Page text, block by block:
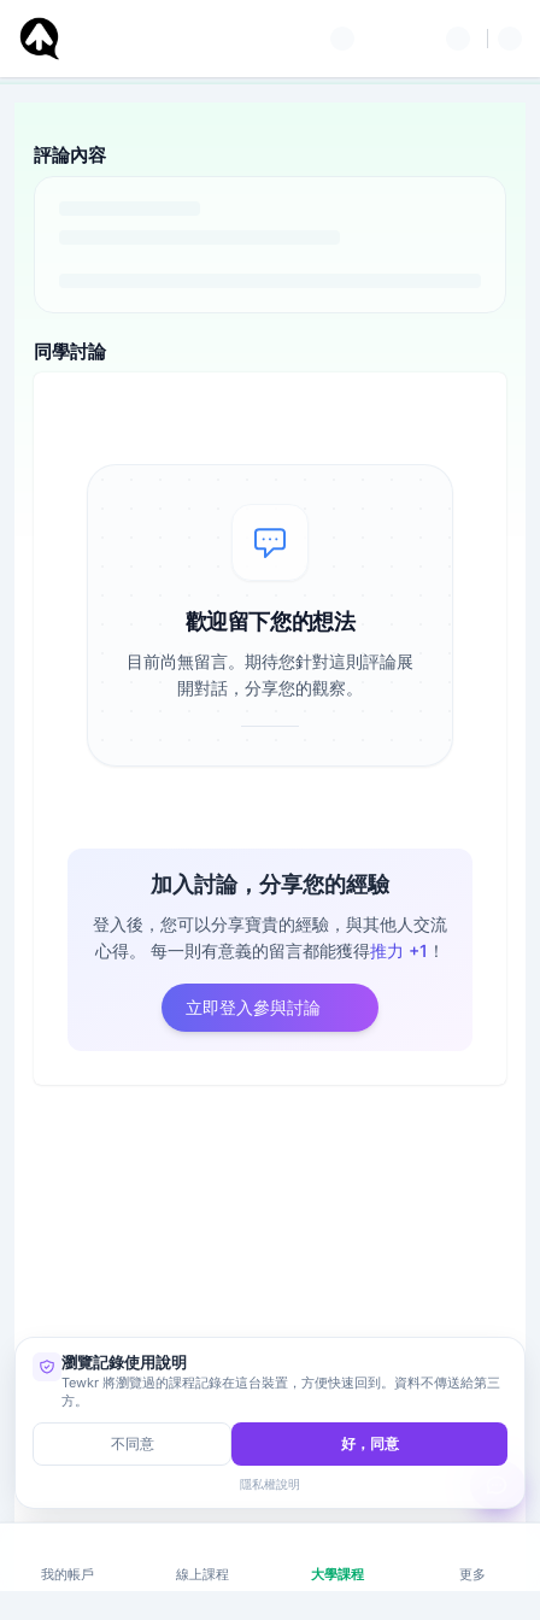
評論內容
同學討論
歡迎留下您的想法
目前尚無留言。期待您針對這則評論展
開對話，分享您的觀察。
加入討論，分享您的經驗
登入後，您可以分享寶貴的經驗，與其他人交流
心得。
每一則有意義的留言都能獲得推力 +1 ！
立即登入參與討論
我的帳戶 線上課程 大學課程 更多
瀏覽記錄使用說明
Tewkr 將瀏覽過的課程記錄在這台裝置，方便快速回到。資料不傳送給第三
方。
不同意 好，同意
隱私權說明